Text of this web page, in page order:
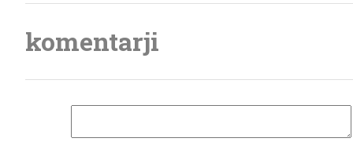
komentarji